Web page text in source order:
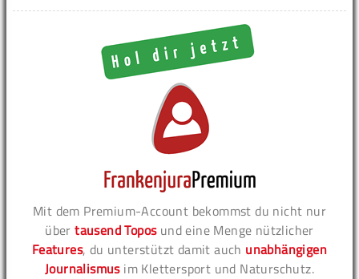
Mit dem Premium-Account bekommst du nicht nur
übertausend Toposund eine Menge nützlicher
Features, du unterstützt damit auch unabhängigen
Journalismusim Klettersport und Naturschutz.